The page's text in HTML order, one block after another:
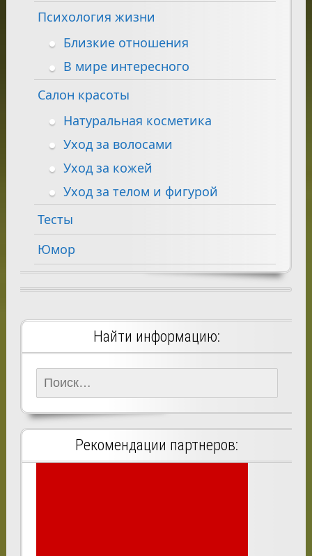
Психология жизни
Близкие отношения
В мире интересного
Салон красоты
Натуральная косметика
Уход за волосами
Уход за кожей
Уход за телом и фигурой
Тесты
Юмор
Найти информацию:
Найти:
Рекомендации партнеров: